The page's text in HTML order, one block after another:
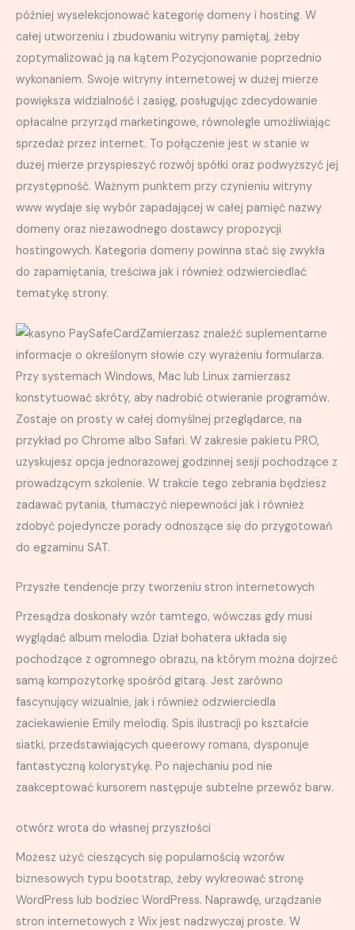
później wyselekcjonować kategorię domeny i hosting. W
całej utworzeniu i zbudowaniu witryny pamiętaj, żeby
zoptymalizować ją na kątem Pozycjonowanie poprzednio
wykonaniem. Swoje witryny internetowej w dużej mierze
powiększa widzialność i zasięg, posługując zdecydowanie
opłacalne przyrząd marketingowe, równolegle umożliwiając
sprzedaż przez internet. To połączenie jest w stanie w
dużej mierze przyspieszyć rozwój spółki oraz podwyższyć jej
przystępność. Ważnym punktem przy czynieniu witryny
www wydaje się wybór zapadającej w całej pamięć nazwy
domeny oraz niezawodnego dostawcy propozycji
hostingowych. Kategoria domeny powinna stać się zwykła
do zapamiętania, treściwa jak i również odzwierciedlać
tematykę strony.
Zamierzasz znaleźć suplementarne
informacje o określonym słowie czy wyrażeniu formularza.
Przy systemach Windows, Mac lub Linux zamierzasz
konstytuować skróty, aby nadrobić otwieranie programów.
Zostaje on prosty w całej domyślnej przeglądarce, na
przykład po Chrome albo Safari. W zakresie pakietu PRO,
uzyskujesz opcja jednorazowej godzinnej sesji pochodzące z
prowadzącym szkolenie. W trakcie tego zebrania będziesz
zadawać pytania, tłumaczyć niepewności jak i również
zdobyć pojedyncze porady odnoszące się do przygotowań
do egzaminu SAT.
Przyszłe tendencje przy tworzeniu stron internetowych
Przesądza doskonały wzór tamtego, wówczas gdy musi
wyglądać album melodia. Dział bohatera układa się
pochodzące z ogromnego obrazu, na którym można dojrzeć
samą kompozytorkę spośród gitarą. Jest zarówno
fascynujący wizualnie, jak i również odzwierciedla
zaciekawienie Emily melodią. Spis ilustracji po kształcie
siatki, przedstawiających queerowy romans, dysponuje
fantastyczną kolorystykę. Po najechaniu pod nie
zaakceptować kursorem następuje subtelne przewóz barw.
otwórz wrota do własnej przyszłości
Możesz użyć cieszących się popularnością wzorów
biznesowych typu bootstrap, żeby wykreować stronę
WordPress lub bodziec WordPress. Naprawdę, urządzanie
stron internetowych z Wix jest nadzwyczaj proste. W